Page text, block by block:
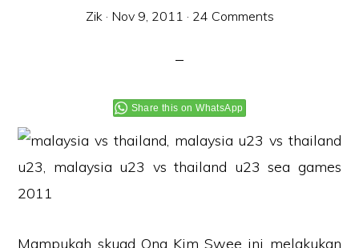
Zik· Nov 9, 2011 · 24 Comments
Share this on WhatsApp
Mampukah skuad Ong Kim Swee ini melakukan